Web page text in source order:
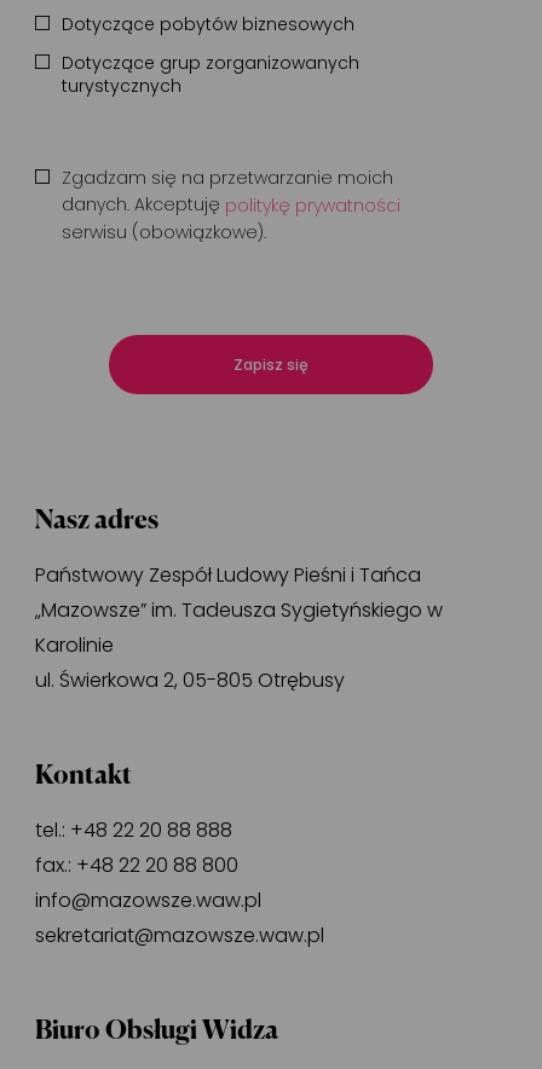
Dotyczące pobytów biznesowych
Dotyczące grup zorganizowanych
turystycznych
Zgadzam się na przetwarzanie moich
danych. Akceptuję politykę prywatności
serwisu (obowiązkowe).
Zapisz się
Nasz adres
Państwowy Zespół Ludowy Pieśni i Tańca
„Mazowsze” im. Tadeusza Sygietyńskiego w
Karolinie
ul. Świerkowa 2, 05-805 Otrębusy
Kontakt
tel.: +48 22 20 88 888
fax.: +48 22 20 88 800
info@mazowsze.waw.pl
sekretariat@mazowsze.waw.pl
Biuro Obsługi Widza